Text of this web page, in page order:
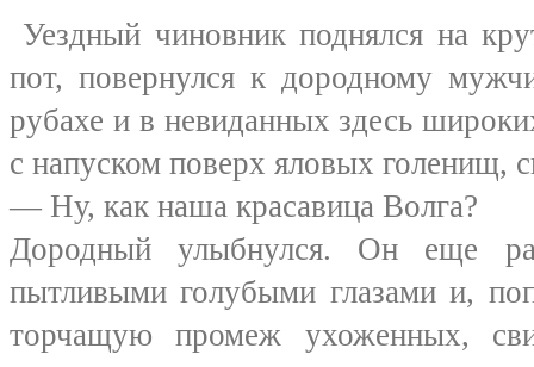
Уездный чиновник поднялся на
пот, повернулся к дородному
рубахе и в невиданных здесь
с напуском поверх яловых голенищ,
— Ну, как наша красавица Волга?
Дородный улыбнулся. Он еще
пытливыми голубыми глазами и,
торчащую промеж ухоженных,